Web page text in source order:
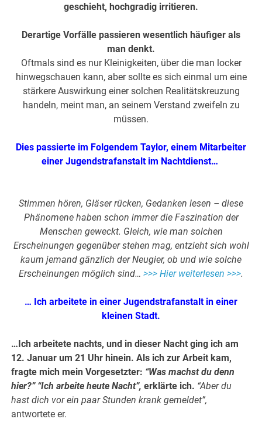
geschieht, hochgradig irritieren.
Derartige Vorfälle passieren wesentlich häufiger als
man denkt.
Oftmals sind es nur Kleinigkeiten, über die man locker
hinwegschauen kann, aber sollte es sich einmal um eine
stärkere Auswirkung einer solchen Realitätskreuzung
handeln, meint man, an seinem Verstand zweifeln zu
müssen.
Dies passierte im Folgendem Taylor, einem Mitarbeiter
einer Jugendstrafanstalt im Nachtdienst…
Stimmen hören, Gläser rücken, Gedanken lesen – diese
Phänomene haben schon immer die Faszination der
Menschen geweckt. Gleich, wie man solchen
Erscheinungen gegenüber stehen mag, entzieht sich wohl
kaum jemand gänzlich der Neugier, ob und wie solche
Erscheinungen möglich sind… >>> Hier weiterlesen >>>.
… Ich arbeitete in einer Jugendstrafanstalt in einer
kleinen Stadt.
…Ich arbeitete nachts, und in dieser Nacht ging ich am
12. Januar um 21 Uhr hinein. Als ich zur Arbeit kam,
fragte mich mein Vorgesetzter: “Was machst du denn
hier?” “Ich arbeite heute Nacht”, erklärte ich. “Aber du
hast dich vor ein paar Stunden krank gemeldet”,
antwortete er.